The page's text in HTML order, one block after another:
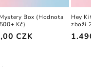
Box (Hodnota
Kč)
CZK
Hey
zboží